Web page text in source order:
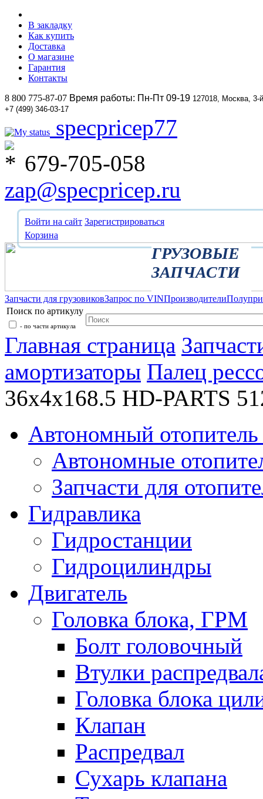
В закладку
Как купить
Доставка
О магазине
Гарантия
Контакты
8 800 775-87-07 Время работы: Пн-Пт 09-19 127018, Москва,
+7 (499) 346-03-17
specpricep77
679-705-058
zap@specpricep.ru
Войти на сайт Зарегистрироваться
Корзина
ГРУЗОВЫЕ
ЗАПЧАСТИ
Запчасти для грузовиковЗапрос по VINПроизводители
Поиск по артикулу
- по части артикула
Главная страница
амортизаторы Палец
36x4x168.5 HD-PARTS
Автономный отопитель
Автономные
Запчасти для
Гидравлика
Гидростанции
Гидроцилиндры
Двигатель
Головка блока, ГРМ
Болт головочный
Втулки
Головка блока
Клапан
Распредвал
Сухарь клапана